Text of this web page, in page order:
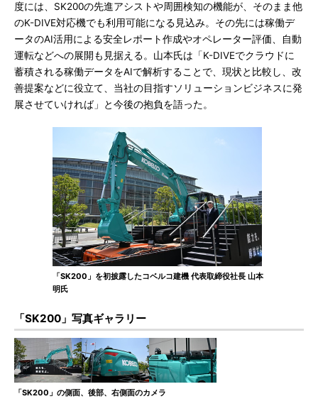
度には、SK200の先進アシストや周囲検知の機能が、そのまま他
のK-DIVE対応機でも利用可能になる見込み。その先には稼働デ
ータのAI活用による安全レポート作成やオペレーター評価、自動
運転などへの展開も見据える。山本氏は「K-DIVEでクラウドに
蓄積される稼働データをAIで解析することで、現状と比較し、改
善提案などに役立て、当社の目指すソリューションビジネスに発
展させていければ」と今後の抱負を語った。
「SK200」を初披露したコベルコ建機 代表取締役社長 山本
明氏
「SK200」写真ギャラリー
「SK200」の側面、後部、右側面のカメラ